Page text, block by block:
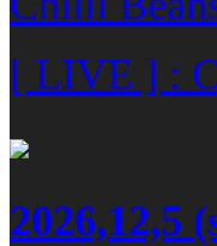
[ LIVE ] :
2026,12,5